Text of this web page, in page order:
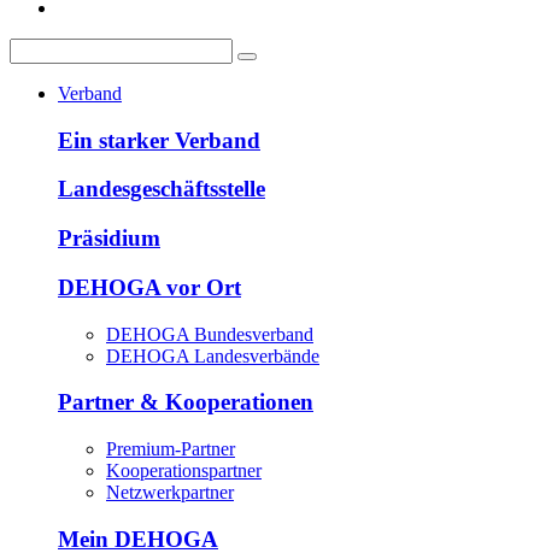
Verband
Ein starker Verband
Landesgeschäftsstelle
Präsidium
DEHOGA vor Ort
DEHOGA Bundesverband
DEHOGA Landesverbände
Partner & Kooperationen
Premium-Partner
Kooperationspartner
Netzwerkpartner
Mein DEHOGA